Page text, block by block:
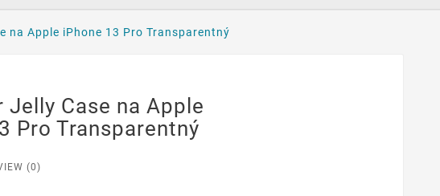
na Apple iPhone 13 Pro Transparentný
Jelly Case na Apple
Pro Transparentný
(0)